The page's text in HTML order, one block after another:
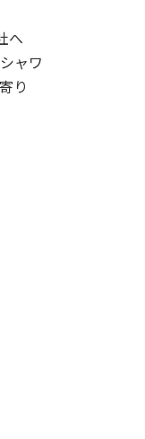
へ
ャワ
り